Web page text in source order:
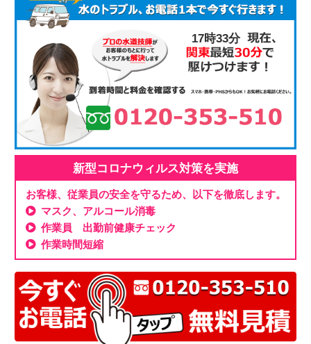
17時33分
新型コロナウィルス対策を実施
お客様、従業員の安全を守るため、以下を徹底します。
マスク、アルコール消毒
作業員 出勤前健康チェック
作業時間短縮